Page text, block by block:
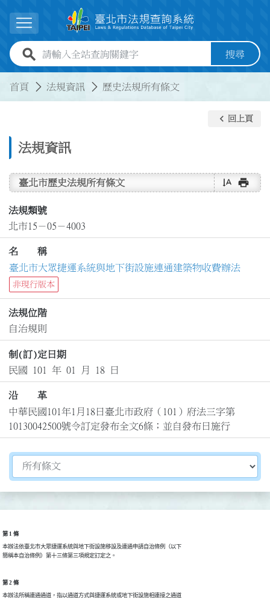
展開選單
全站查詢關鍵字欄位 搜尋
首頁 法規資訊 歷史法規所有條文
法規資訊
keyboard_arrow_left 回上頁
臺北市歷史法規所有條文 text_rotate_vertical print
法規類號
北市15－05－4003
名 稱
臺北市大眾捷運系統與地下街設施連通建築物收費辦法
非現行版本
法規位階
自治規則
制(訂)定日期
民國 101 年 01 月 18 日
沿 革
中華民國101年1月18日臺北市政府（101）府法三字第
10130042500號令訂定發布全文6條；並自發布日施行
切換選擇法規資訊內容
第 1 條
本辦法依臺北市大眾捷運系統與地下街設施移設及連通申請自治條例（以下
簡稱本自治條例）第十三條第三項規定訂定之。
第 2 條
本辦法所稱連通通道，指以通道方式與捷運系統或地下街設施相連接之通道